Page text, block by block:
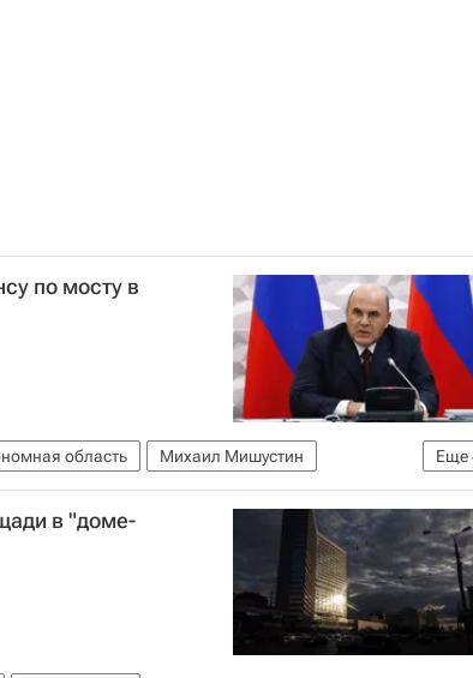
по мосту в
Еще
область
Михаил Мишустин
Мосты
в "доме-